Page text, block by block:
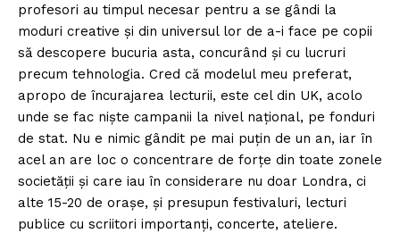
profesori au timpul necesar pentru a se gândi la
moduri creative și din universul lor de a-i face pe copii
să descopere bucuria asta, concurând și cu lucruri
precum tehnologia. Cred că modelul meu preferat,
apropo de încurajarea lecturii, este cel din UK, acolo
unde se fac niște campanii la nivel național, pe fonduri
de stat. Nu e nimic gândit pe mai puțin de un an, iar în
acel an are loc o concentrare de forțe din toate zonele
societății și care iau în considerare nu doar Londra, ci
alte 15-20 de orașe, şi presupun festivaluri, lecturi
publice cu scriitori importanți, concerte, ateliere.